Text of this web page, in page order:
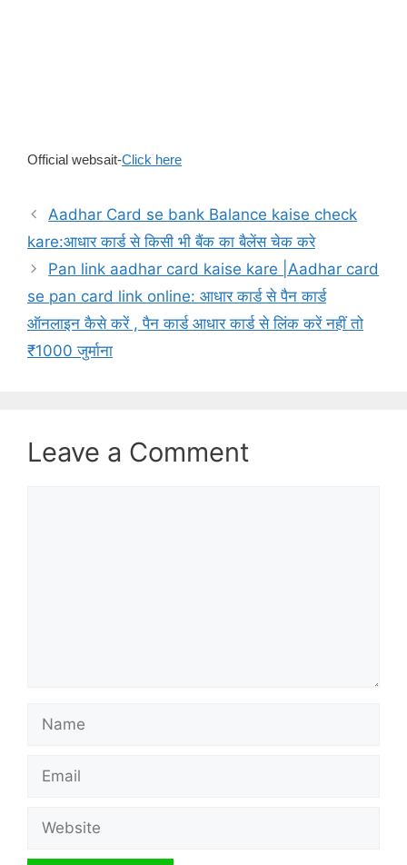
Official websait-Click here
Aadhar Card se bank Balance kaise check
kare:आधार कार्ड से किसी भी बैंक का बैलेंस चेक करे
Pan link aadhar card kaise kare |Aadhar card
se pan card link online: आधार कार्ड से पैन कार्ड
ऑनलाइन कैसे करें , पैन कार्ड आधार कार्ड से लिंक करें नहीं तो
₹1000 जुर्माना
Leave a Comment